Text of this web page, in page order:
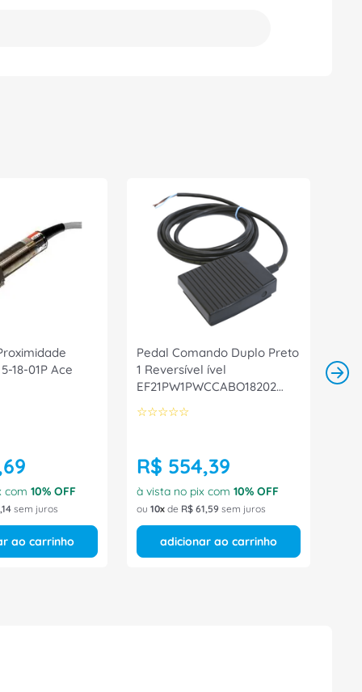
18-01P Ace
69
com 10% OFF
,14 sem juros
ao carrinho
Pedal Comando Duplo Preto
1 Reversível ível
EF21PW1PWCCABO18202
Ace Schmersal
☆☆☆☆☆
R$ 554,39
à vista no pix com 10% OFF
ou 10 de R$ 61,59 sem juros
adicionar ao carrinho